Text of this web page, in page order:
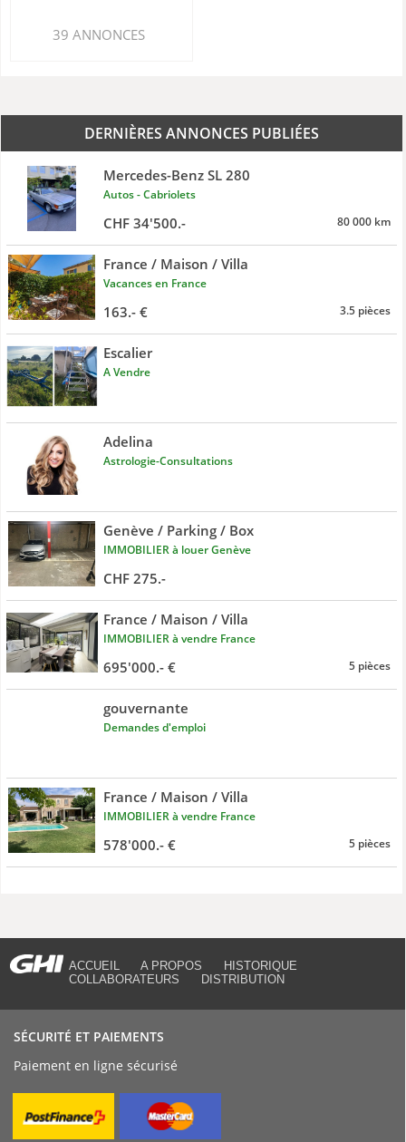
39 ANNONCES
DERNIÈRES ANNONCES PUBLIÉES
Mercedes-Benz SL 280
Autos - Cabriolets
CHF 34'500.- 80 000 km
France / Maison / Villa
Vacances en France
163.- € 3.5 pièces
Escalier
A Vendre
Adelina
Astrologie-Consultations
Genève / Parking / Box
IMMOBILIER à louer Genève
CHF 275.-
France / Maison / Villa
IMMOBILIER à vendre France
695'000.- € 5 pièces
gouvernante
Demandes d'emploi
France / Maison / Villa
IMMOBILIER à vendre France
578'000.- € 5 pièces
ACCUEIL A PROPOS
HISTORIQUE
COLLABORATEURS
DISTRIBUTION
SÉCURITÉ ET PAIEMENTS
Paiement en ligne sécurisé